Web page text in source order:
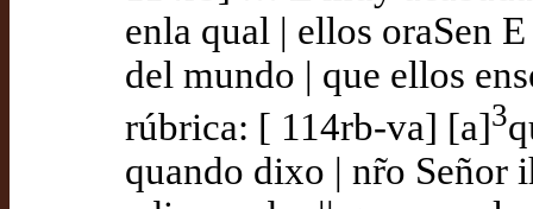
enla qual | ellos oraSen
del mundo | que ellos
rúbrica: [ 114rb-va] [a]3
quando dixo | nr̃o Señor